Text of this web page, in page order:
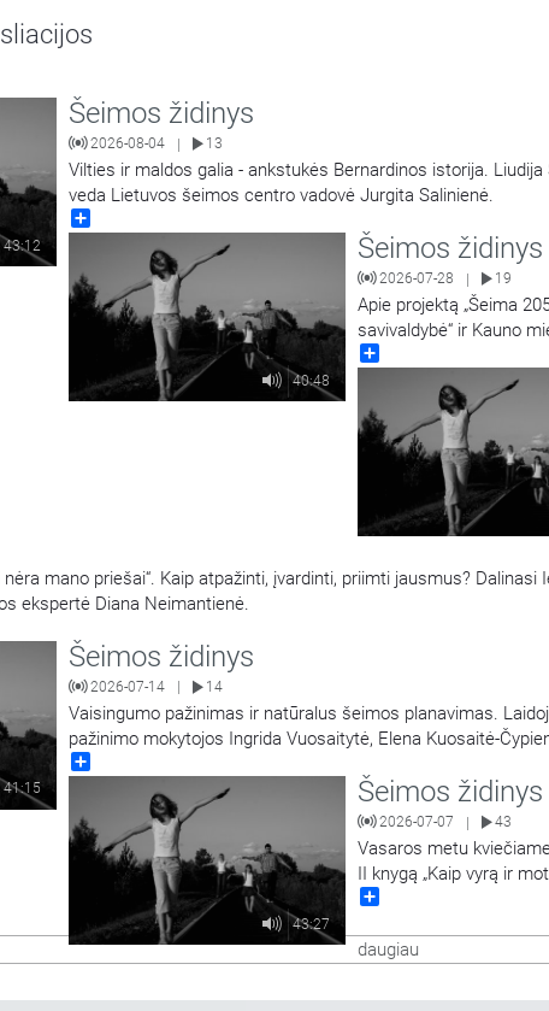
43:12
Šeimos židinys
2026-08-04 | 13
Vilties ir maldos galia - ankstukės Bernardinos istorija.
veda Lietuvos šeimos centro vadovė Jurgita Salinienė.
40:48
Šeimos židinys
2026-07-28 | 19
Apie projektą „Šeima
savivaldybė“ ir Kauno
pasakoja Kauno miesto
komisijos pirmininkas
miesto savivaldybės
paslaugų skyriaus
vedėja, Šeimos reikalų
Vareikienė. Laidą
…
mano priešai“. Kaip atpažinti, įvardinti, priimti jausmus? Dalinasi
ekspertė Diana Neimantienė.
41:15
Šeimos židinys
2026-07-14 14
Vaisingumo pažinimas ir natūralus šeimos planavimas.
pažinimo mokytojos Ingrida Vuosaitytė, Elena Kuosaitė-
Jurgita Salinienė.
43:27
Šeimos židinys
2026-07-07 | 43
Vasaros metu
II knygą „Kaip vyrą ir
teologijos I dalį). Karolis
tarpusavio santykių
prabilti…
daugiau